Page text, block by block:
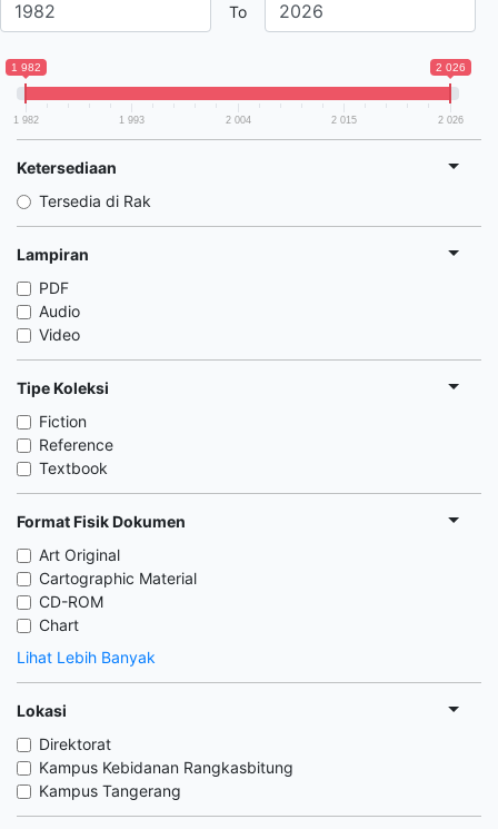
To
1 982 2 026
1 982 1 993 2 004 2 015 2 026
Ketersediaan
Tersedia di Rak
Lampiran
PDF
Audio
Video
Tipe Koleksi
Fiction
Reference
Textbook
Format Fisik Dokumen
Art Original
Cartographic Material
CD-ROM
Chart
Lihat Lebih Banyak
Lokasi
Direktorat
Kampus Kebidanan Rangkasbitung
Kampus Tangerang